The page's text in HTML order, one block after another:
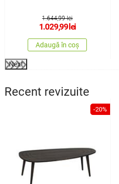
1.644,99 lei
1.029,99 lei
Adaugă în coș
Next
Recent revizuite
-20%